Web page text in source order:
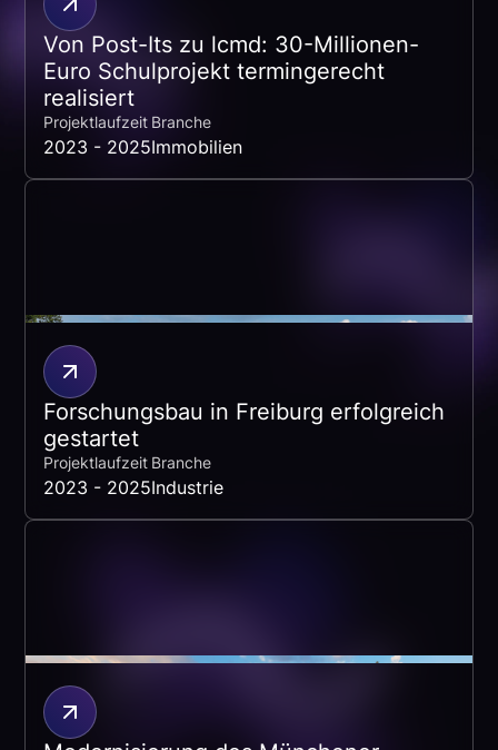
Von Post-Its zu lcmd: 30-Millionen-
Euro Schulprojekt termingerecht
realisiert
Projektlaufzeit
2023 - 2025
Branche
Immobilien
Forschungsbau in Freiburg erfolgreich
gestartet
Projektlaufzeit
2023 - 2025
Branche
Industrie